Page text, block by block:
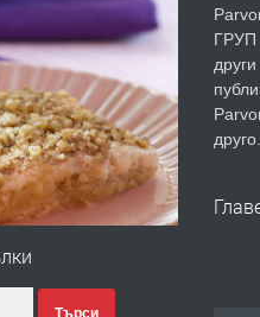
Търси
ГРУП
друго.